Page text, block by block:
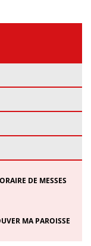
DE MESSES
MA PAROISSE